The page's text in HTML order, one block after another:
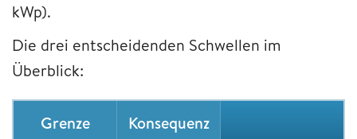
kWp).
Die drei entscheidenden Schwellen im
Überblick:
Grenze Konsequenz